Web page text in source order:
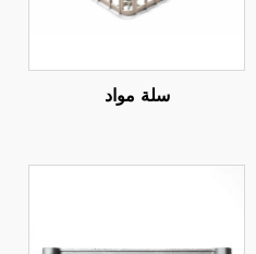
سلة مواد